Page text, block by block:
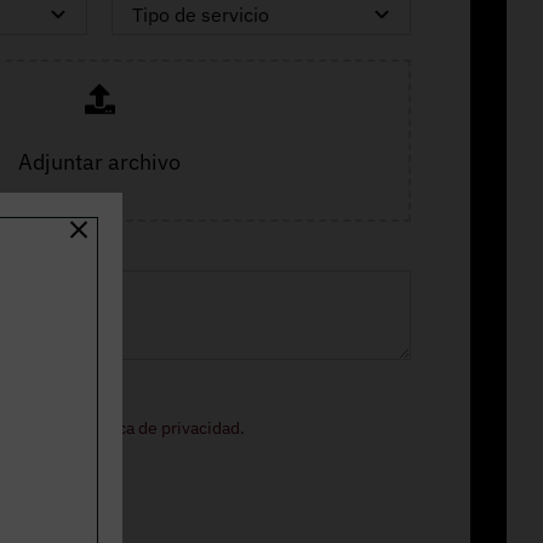
Adjuntar archivo
política de privacidad.